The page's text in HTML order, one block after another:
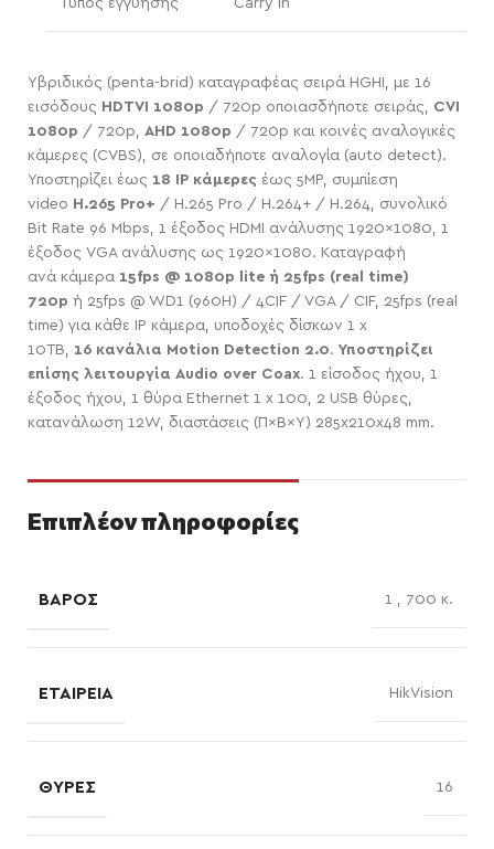
Τύπος εγγύησης Carry In
Υβριδικός (penta-brid) καταγραφέας σειρά HGHI, με 16
εισόδους HDTVI 1080p / 720p οποιασδήποτε σειράς, CVI
1080p / 720p, AHD 1080p / 720p και κοινές αναλογικές
κάμερες (CVBS), σε οποιαδήποτε αναλογία (auto detect).
Υποστηρίζει έως 18 IP κάμερες έως 5MP, συμπίεση
video H.265 Pro+ / H.265 Pro / H.264+ / H.264, συνολικό
Bit Rate 96 Mbps, 1 έξοδος HDMI ανάλυσης 1920×1080, 1
έξοδος VGA ανάλυσης ως 1920×1080. Kαταγραφή
ανά κάμερα 15fps @ 1080p lite ή 25fps (real time)
720p ή 25fps @ WD1 (960H) / 4CIF / VGA / CIF, 25fps (real
time) για κάθε IP κάμερα, υποδοχές δίσκων 1 x
10TB, 16 κανάλια Motion Detection 2.0. Υποστηρίζει
επίσης λειτουργία Audio over Coax. 1 είσοδος ήχου, 1
έξοδος ήχου, 1 θύρα Ethernet 1 x 100, 2 USB θύρες,
κατανάλωση 12W, διαστάσεις (Π×Β×Υ) 285x210x48 mm.
Επιπλέον πληροφορίες
ΒΆΡΟΣ 1 , 700 κ.
ΕΤΑΙΡΕΊΑ HikVision
ΘΎΡΕΣ 16